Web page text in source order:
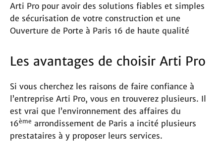
Arti Pro pour avoir des solutions fiables et simples
de sécurisation de votre construction et une
Ouverture de Porte à Paris 16 de haute qualité
Les avantages de choisir Arti Pro
Si vous cherchez les raisons de faire confiance à
l’entreprise Arti Pro, vous en trouverez plusieurs. Il
est vrai que l’environnement des affaires du
16ème arrondissement de Paris a incité plusieurs
prestataires à y proposer leurs services.